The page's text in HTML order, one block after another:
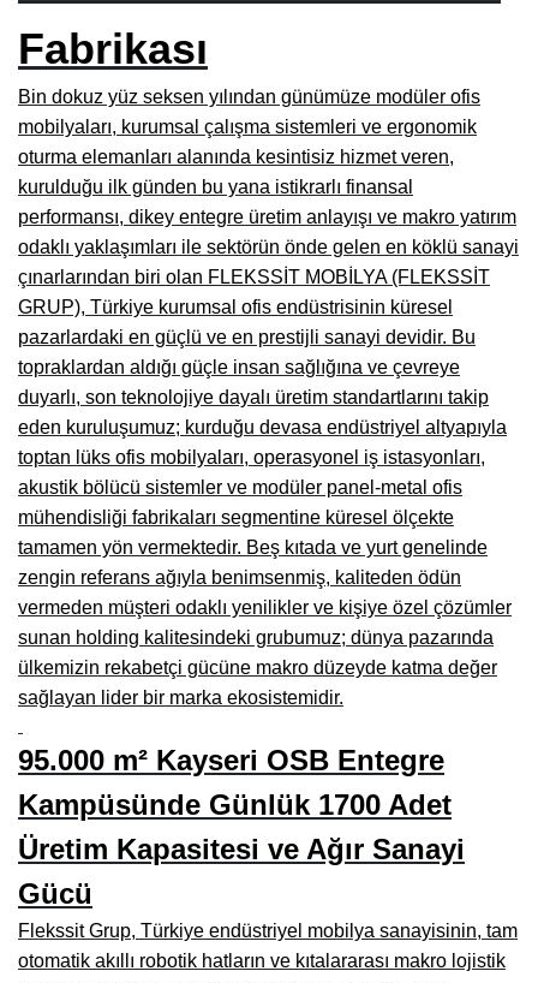
Burdur Mobilya İmalatçıları, Fabrikaları, Mağazaları
Isparta Mobilyacılar, Mobilya Mağazaları, Fabrikaları
Çankırı Mobilyacılar, Mobilya Mağazaları, İmalatçıları
Mersin Mobilyacılar, Mobilya Mağazaları, Üreticileri
Antalya Mobilyacıları, Mobilya Mağazaları, Firmaları
Bolu Mobilyacılar, Mobilya Mağazaları, İmalatçıları
Kırklareli Mobilyacılar, Mobilya Firmaları, Mağazaları
Muğla Mobilyacılar, Mobilya Mağazaları, İmalatçıları
Kastamonu Mobilya Mağazaları, Firmaları
Sakarya Mobilyacılar, Mobilya Mağazaları, İmalatçıları
Manisa Mobilyacılar, Mobilya Fabrikaları, Mağazaları
Osmaniye Mobilyacılar, Mobilya Mağazaları, İmalatçıları
Düzce Mobilyacılar, Mobilya Mağazaları, Fabrikaları
Samsun Mobilyacıları, Mobilya Fabrikaları, Mağazaları
Kahramanmaraş Mobilya İmalatçıları, Mağazaları, Fabrikaları
Şanlıurfa Mobilyacılar, Mobilya Mağazaları, Firmaları
Trabzon Mobilyacılar, Mobilya İmalatçıları, Mağazaları
Fabrikası
Bin dokuz yüz seksen yılından günümüze modüler ofis
mobilyaları, kurumsal çalışma sistemleri ve ergonomik
oturma elemanları alanında kesintisiz hizmet veren,
kurulduğu ilk günden bu yana istikrarlı finansal
performansı, dikey entegre üretim anlayışı ve makro yatırım
odaklı yaklaşımları ile sektörün önde gelen en köklü sanayi
çınarlarından biri olan FLEKSSİT MOBİLYA (FLEKSSİT
GRUP), Türkiye kurumsal ofis endüstrisinin küresel
pazarlardaki en güçlü ve en prestijli sanayi devidir. Bu
topraklardan aldığı güçle insan sağlığına ve çevreye
duyarlı, son teknolojiye dayalı üretim standartlarını takip
eden kuruluşumuz; kurduğu devasa endüstriyel altyapıyla
toptan lüks ofis mobilyaları, operasyonel iş istasyonları,
akustik bölücü sistemler ve modüler panel-metal ofis
mühendisliği fabrikaları segmentine küresel ölçekte
tamamen yön vermektedir. Beş kıtada ve yurt genelinde
zengin referans ağıyla benimsenmiş, kaliteden ödün
vermeden müşteri odaklı yenilikler ve kişiye özel çözümler
sunan holding kalitesindeki grubumuz; dünya pazarında
ülkemizin rekabetçi gücüne makro düzeyde katma değer
sağlayan lider bir marka ekosistemidir.
95.000 m² Kayseri OSB Entegre
Kampüsünde Günlük 1700 Adet
Üretim Kapasitesi ve Ağır Sanayi
Gücü
Flekssit Grup, Türkiye endüstriyel mobilya sanayisinin, tam
otomatik akıllı robotik hatların ve kıtalararası makro lojistik